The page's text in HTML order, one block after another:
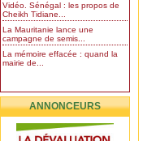
Vidéo. Sénégal : les propos de
Cheikh Tidiane...
La Mauritanie lance une
campagne de semis...
La mémoire effacée : quand la
mairie de...
ANNONCEURS